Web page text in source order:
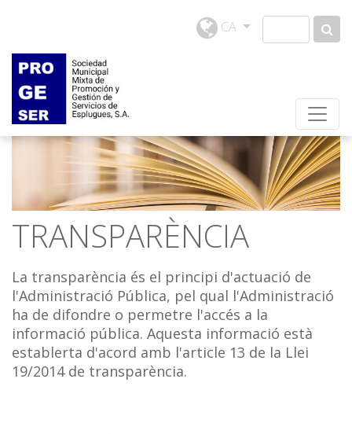
CA
TRANSPARÈNCIA
La transparència és el principi d'actuació de
l'Administració Pública, pel qual l'Administració
ha de difondre o permetre l'accés a la
informació pública. Aquesta informació està
establerta d'acord amb l'article 13 de la Llei
19/2014 de transparència.